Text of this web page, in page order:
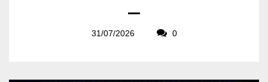
31/07/2026 0